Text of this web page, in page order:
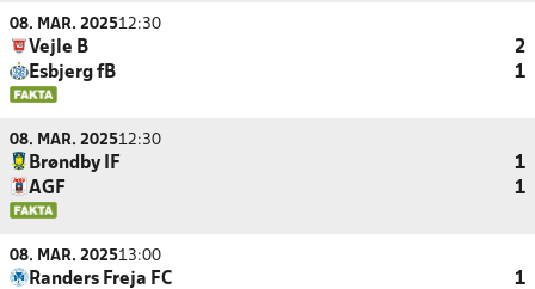
08. MAR. 202512:30
Vejle B
2
Esbjerg fB
1
08. MAR. 202512:30
Brøndby IF
1
AGF
1
08. MAR. 202513:00
Randers Freja FC
1